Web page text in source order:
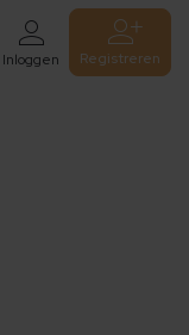
Inloggen Registreren